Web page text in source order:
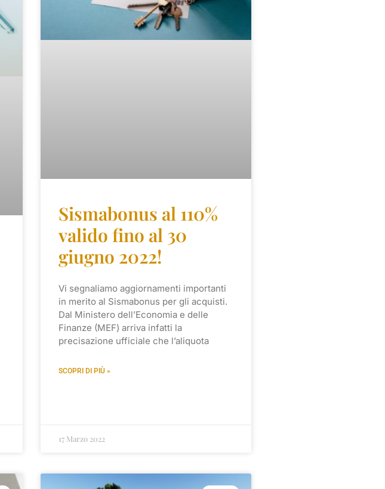
Sismabonus al 110%
valido fino al 30
giugno 2022!
Vi segnaliamo aggiornamenti importanti
in merito al Sismabonus per gli acquisti.
Dal Ministero dell’Economia e delle
Finanze (MEF) arriva infatti la
precisazione ufficiale che l’aliquota
SCOPRI DI PIÙ »
17 Marzo 2022